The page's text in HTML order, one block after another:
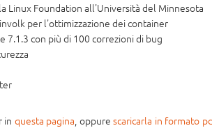
Linux Foundation all'Università del Minnesota
per l'ottimizzazione dei container
7.1.3 con più di 100 correzioni di bug
in questa pagina, oppure scaricarla in formato